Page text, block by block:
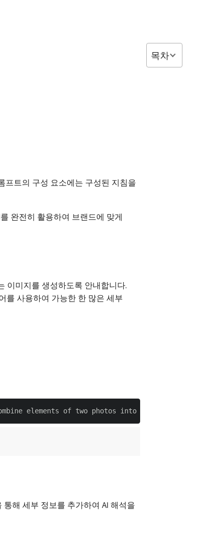
프트의 구성 요소에는 구성된 지침을
완전히 활용하여 브랜드에 맞게
이미지를 생성하도록 안내합니다.
를 사용하여 가능한 한 많은 세부
해 세부 정보를 추가하여 AI 해석을
목차